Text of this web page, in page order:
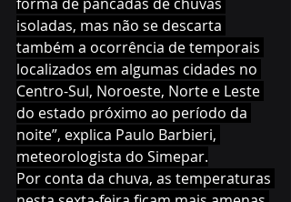
isoladas, mas não se descarta
também a ocorrência de temporais
localizados em algumas cidades no
Centro-Sul, Noroeste, Norte e Leste
do estado próximo ao período da
noite”, explica Paulo Barbieri,
meteorologista do Simepar.
Por conta da chuva, as temperaturas